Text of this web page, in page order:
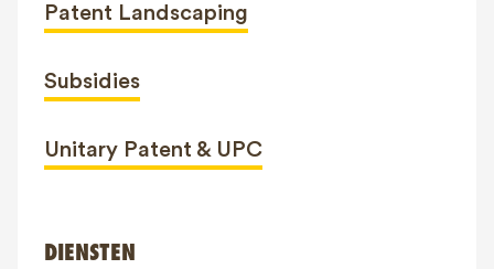
Patent Landscaping
Subsidies
Unitary Patent & UPC
DIENSTEN